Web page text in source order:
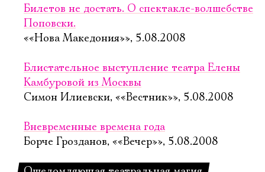
Билетов не достать. О спектакле-волшебстве
Поповски.
««Нова Македония»», 5.08.2008
Блистательное выступление театра Елены
Камбуровой из Москвы
Симон Илиевски, ««Вестник»», 5.08.2008
Вневременные времена года
Борче Грозданов, ««Вечер»», 5.08.2008